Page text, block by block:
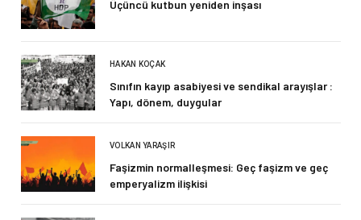
Üçüncü kutbun yeniden inşası
HAKAN KOÇAK
Sınıfın kayıp asabiyesi ve sendikal arayışlar :
Yapı, dönem, duygular
VOLKAN YARAŞIR
Faşizmin normalleşmesi: Geç faşizm ve geç
emperyalizm ilişkisi